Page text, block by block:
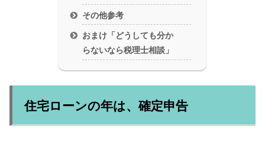
その他参考
おまけ「どうしても分か
らないなら税理士相談」
住宅ローンの年は、確定申告